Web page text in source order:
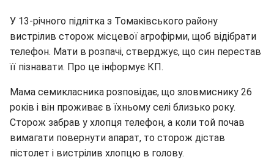
У 13-річного підлітка з Томаківського району
вистрілив сторож місцевої агрофірми, щоб відібрати
телефон. Мати в розпачі, стверджує, що син перестав
її пізнавати. Про це інформує КП.
Мама семикласника розповідає, що зловмиснику 26
років і він проживає в їхньому селі близько року.
Сторож забрав у хлопця телефон, а коли той почав
вимагати повернути апарат, то сторож дістав
пістолет і вистрілив хлопцю в голову.